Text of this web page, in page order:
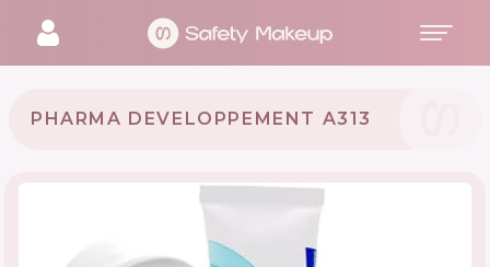
PHARMA DEVELOPPEMENT A313